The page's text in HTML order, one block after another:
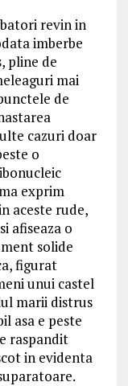
revin in
imberbe
pline de
mai
de
cazuri doar
o
exprim
aceste rude,
afiseaza o
solide
figurat
unui castel
marii distrus
asa e peste
raspandit
in evidenta